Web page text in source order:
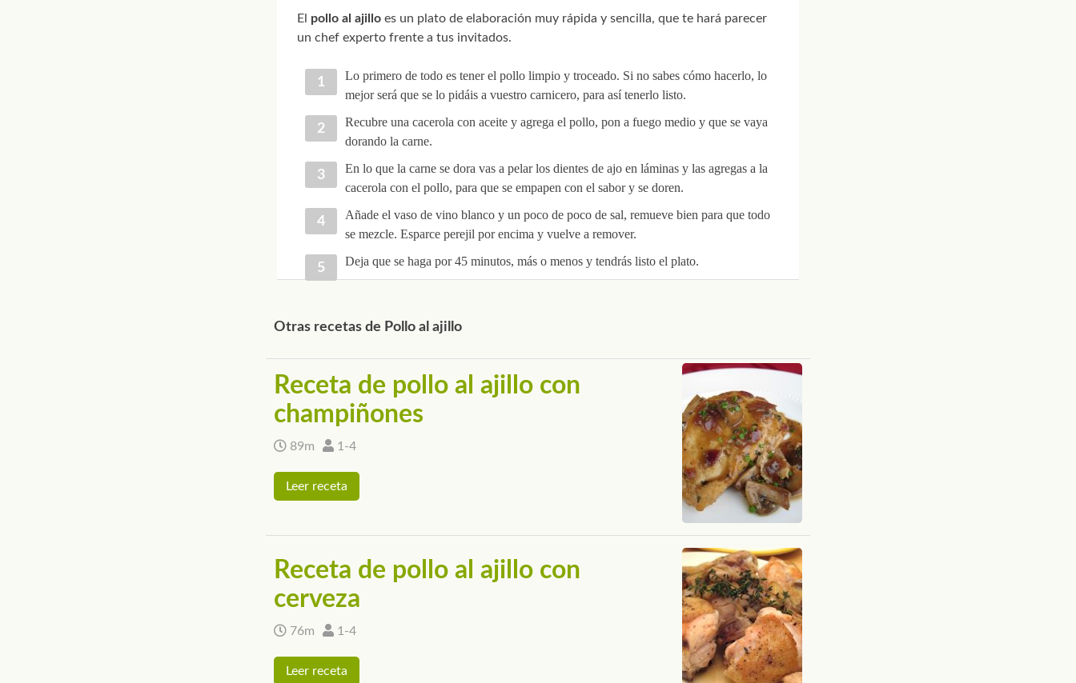
El pollo al ajilloes un plato de elaboración muy rápida y sencilla, que te hará parecer
un chef experto frente a tus invitados.
Lo primero de todo es tener el pollo limpio y troceado. Si no sabes cómo hacerlo, lo
mejor será que se lo pidáis a vuestro carnicero, para así tenerlo listo.
Recubre una cacerola con aceite y agrega el pollo, pon a fuego medio y que se vaya
dorando la carne.
En lo que la carne se dora vas a pelar los dientes de ajo en láminas y las agregas a la
cacerola con el pollo, para que se empapen con el sabor y se doren.
Añade el vaso de vino blanco y un poco de poco de sal, remueve bien para que todo
se mezcle. Esparce perejil por encima y vuelve a remover.
Deja que se haga por 45 minutos, más o menos y tendrás listo el plato.
Otras recetas de Pollo al ajillo
Receta de pollo al ajillo con
champiñones
89m 1-4
Leer receta
Receta de pollo al ajillo con
cerveza
76m 1-4
Leer receta